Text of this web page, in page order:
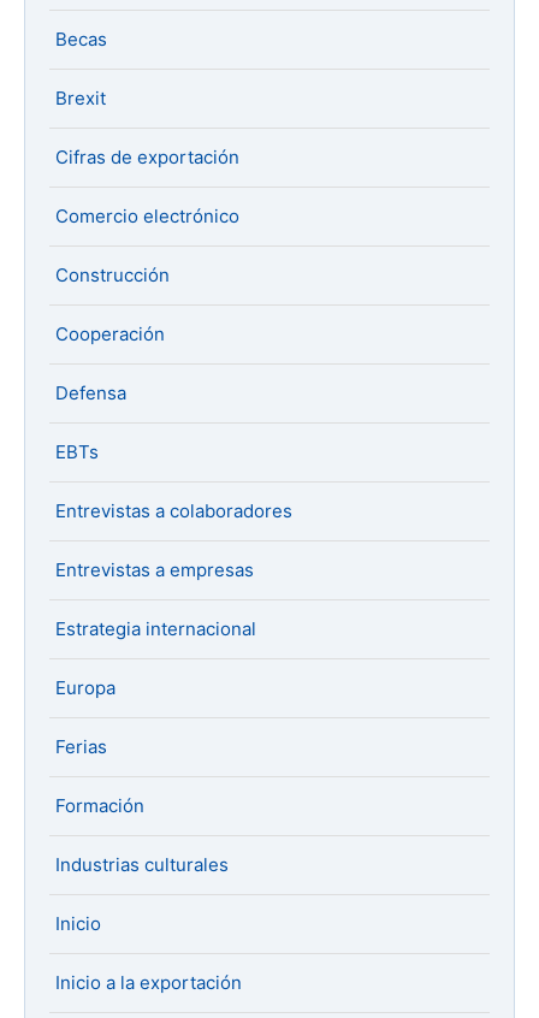
Becas
Brexit
Cifras de exportación
Comercio electrónico
Construcción
Cooperación
Defensa
EBTs
Entrevistas a colaboradores
Entrevistas a empresas
Estrategia internacional
Europa
Ferias
Formación
Industrias culturales
Inicio
Inicio a la exportación